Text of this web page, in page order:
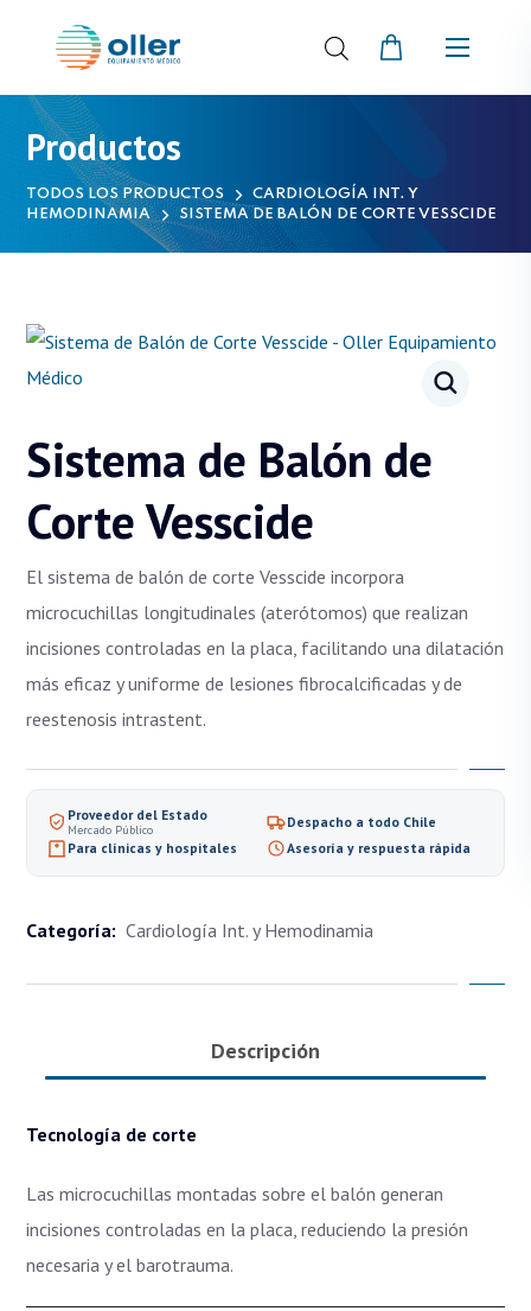
Productos
TODOS LOS PRODUCTOS
CARDIOLOGÍA INT. Y
HEMODINAMIA
SISTEMA DE BALÓN DE CORTE VESSCIDE
Sistema de Balón de
Corte Vesscide
El sistema de balón de corte Vesscide incorpora
microcuchillas longitudinales (aterótomos) que realizan
incisiones controladas en la placa, facilitando una dilatación
más eficaz y uniforme de lesiones fibrocalcificadas y de
reestenosis intrastent.
Proveedor del Estado
Mercado Público
Despacho a todo Chile
Para clínicas y hospitales
Asesoría y respuesta rápida
Categoría: Cardiología Int. y Hemodinamia
Descripción
Tecnología de corte
Las microcuchillas montadas sobre el balón generan
incisiones controladas en la placa, reduciendo la presión
necesaria y el barotrauma.